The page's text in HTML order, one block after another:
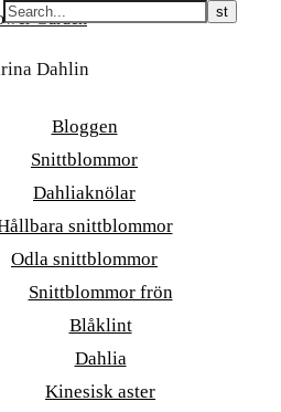
Garden
Dahlin
Bloggen
Snittblommor
Dahliaknölar
snittblommor
Odla snittblommor
Snittblommor frön
Blåklint
Dahlia
Kinesisk aster